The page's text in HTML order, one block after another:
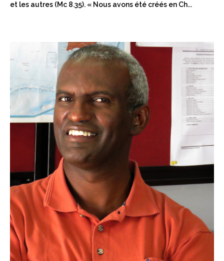
et les autres (Mc 8.35). « Nous avons été créés en Ch...